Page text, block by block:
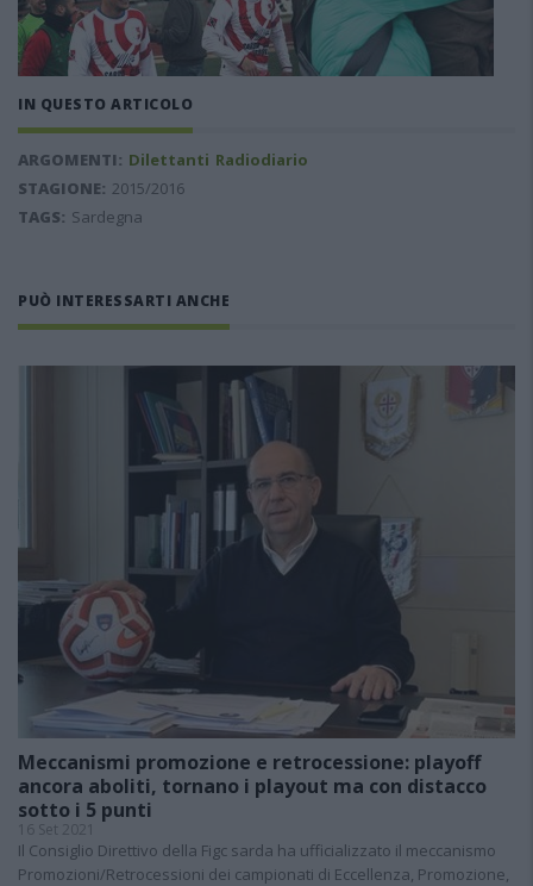
IN QUESTO ARTICOLO
ARGOMENTI: Dilettanti Radiodiario
STAGIONE: 2015/2016
TAGS: Sardegna
PUÒ INTERESSARTI ANCHE
Meccanismi promozione e retrocessione: playoff
ancora aboliti, tornano i playout ma con distacco
sotto i 5 punti
16 Set 2021
Il Consiglio Direttivo della Figc sarda ha ufficializzato il meccanismo
Promozioni/Retrocessioni dei campionati di Eccellenza, Promozione,